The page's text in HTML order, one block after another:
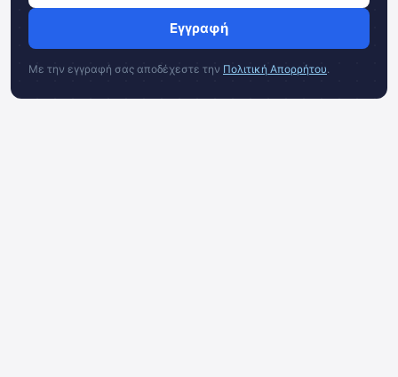
Εγγραφή
Με την εγγραφή σας αποδέχεστε την Πολιτική Απορρήτου.